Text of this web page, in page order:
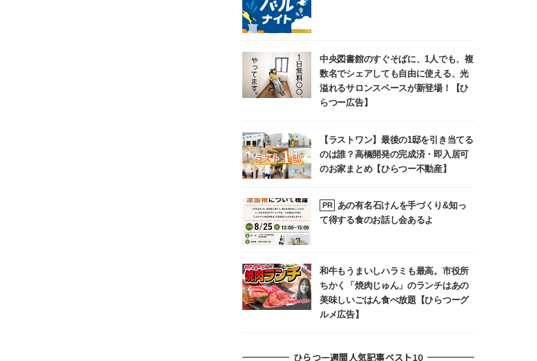
中央図書館のすぐそばに、1人でも、複
数名でシェアしても自由に使える、光
溢れるサロンスペースが新登場！【ひ
らつー広告】
【ラストワン】最後の1邸を引き当てる
のは誰？高橋開発の完成済・即入居可
のお家まとめ【ひらつー不動産】
PR
あの有名石けんを手づくり&知っ
て得する食のお話し会あるよ
和牛もうまいしハラミも最高。市役所
ちかく「焼肉じゅん」のランチはあの
美味しいごはん食べ放題【ひらつーグ
ルメ広告】
ひらつー週間人気記事ベスト10